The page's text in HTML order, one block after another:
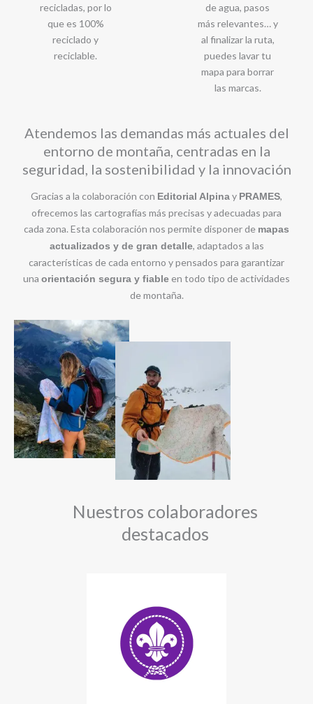
recicladas, por lo
que es 100%
reciclado y
reciclable.
de agua, pasos
más relevantes… y
al finalizar la ruta,
puedes lavar tu
mapa para borrar
las marcas.
Atendemos las demandas más actuales del
entorno de montaña, centradas en la
seguridad, la sostenibilidad y la innovación
Gracias a la colaboración con Editorial Alpinay PRAMES,
ofrecemos las cartografías más precisas y adecuadas para
cada zona. Esta colaboración nos permite disponer de mapas
actualizados y de gran detalle, adaptados a las
características de cada entorno y pensados para garantizar
una orientación segura y fiable en todo tipo de actividades
de montaña.
Nuestros colaboradores
destacados